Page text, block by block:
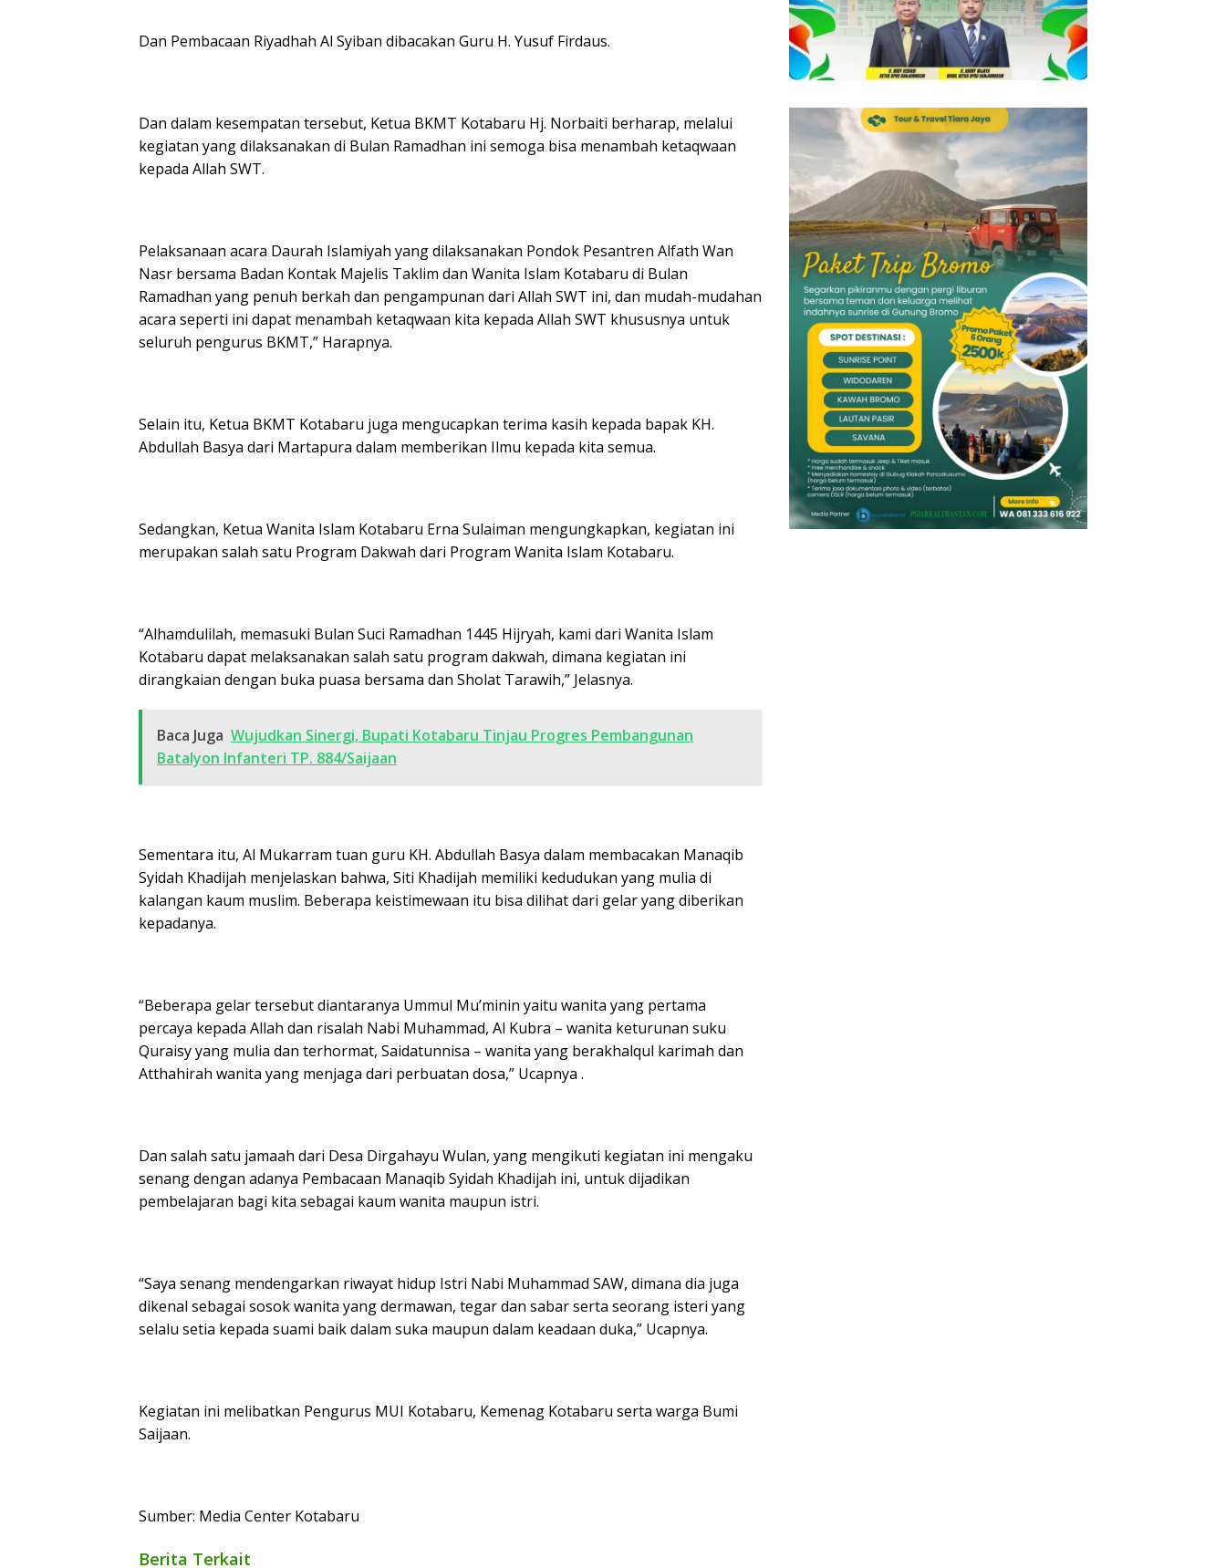
Dan Pembacaan Riyadhah Al Syiban dibacakan Guru H. Yusuf Firdaus.
Dan dalam kesempatan tersebut, Ketua BKMT Kotabaru Hj. Norbaiti berharap, melalui
kegiatan yang dilaksanakan di Bulan Ramadhan ini semoga bisa menambah ketaqwaan
kepada Allah SWT.
Pelaksanaan acara Daurah Islamiyah yang dilaksanakan Pondok Pesantren Alfath Wan
Nasr bersama Badan Kontak Majelis Taklim dan Wanita Islam Kotabaru di Bulan
Ramadhan yang penuh berkah dan pengampunan dari Allah SWT ini, dan mudah-mudahan
acara seperti ini dapat menambah ketaqwaan kita kepada Allah SWT khususnya untuk
seluruh pengurus BKMT,” Harapnya.
Selain itu, Ketua BKMT Kotabaru juga mengucapkan terima kasih kepada bapak KH.
Abdullah Basya dari Martapura dalam memberikan Ilmu kepada kita semua.
Sedangkan, Ketua Wanita Islam Kotabaru Erna Sulaiman mengungkapkan, kegiatan ini
merupakan salah satu Program Dakwah dari Program Wanita Islam Kotabaru.
“Alhamdulilah, memasuki Bulan Suci Ramadhan 1445 Hijryah, kami dari Wanita Islam
Kotabaru dapat melaksanakan salah satu program dakwah, dimana kegiatan ini
dirangkaian dengan buka puasa bersama dan Sholat Tarawih,” Jelasnya.
Baca Juga Wujudkan Sinergi, Bupati Kotabaru Tinjau Progres Pembangunan
Batalyon Infanteri TP. 884/Saijaan
Sementara itu, Al Mukarram tuan guru KH. Abdullah Basya dalam membacakan Manaqib
Syidah Khadijah menjelaskan bahwa, Siti Khadijah memiliki kedudukan yang mulia di
kalangan kaum muslim. Beberapa keistimewaan itu bisa dilihat dari gelar yang diberikan
kepadanya.
“Beberapa gelar tersebut diantaranya Ummul Mu’minin yaitu wanita yang pertama
percaya kepada Allah dan risalah Nabi Muhammad, Al Kubra – wanita keturunan suku
Quraisy yang mulia dan terhormat, Saidatunnisa – wanita yang berakhalqul karimah dan
Atthahirah wanita yang menjaga dari perbuatan dosa,” Ucapnya .
Dan salah satu jamaah dari Desa Dirgahayu Wulan, yang mengikuti kegiatan ini mengaku
senang dengan adanya Pembacaan Manaqib Syidah Khadijah ini, untuk dijadikan
pembelajaran bagi kita sebagai kaum wanita maupun istri.
“Saya senang mendengarkan riwayat hidup Istri Nabi Muhammad SAW, dimana dia juga
dikenal sebagai sosok wanita yang dermawan, tegar dan sabar serta seorang isteri yang
selalu setia kepada suami baik dalam suka maupun dalam keadaan duka,” Ucapnya.
Kegiatan ini melibatkan Pengurus MUI Kotabaru, Kemenag Kotabaru serta warga Bumi
Saijaan.
Sumber: Media Center Kotabaru
Berita Terkait